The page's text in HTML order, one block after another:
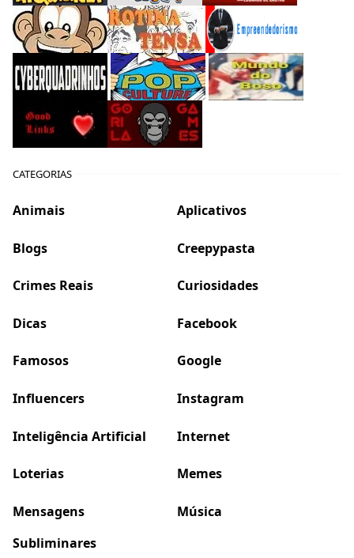
CATEGORIAS
Animais Aplicativos
Blogs Creepypasta
Crimes Reais Curiosidades
Dicas Facebook
Famosos Google
Influencers Instagram
Inteligência Artificial Internet
Loterias Memes
Mensagens
Subliminares
Música